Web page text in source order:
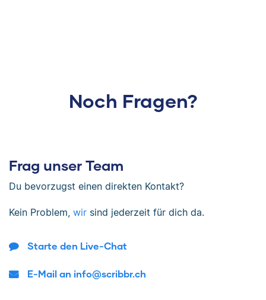
Noch Fragen?
Frag unser Team
Du bevorzugst einen direkten Kontakt?
Kein Problem, wir sind jederzeit für dich da.
Starte den Live-Chat
E-Mail an info@scribbr.ch